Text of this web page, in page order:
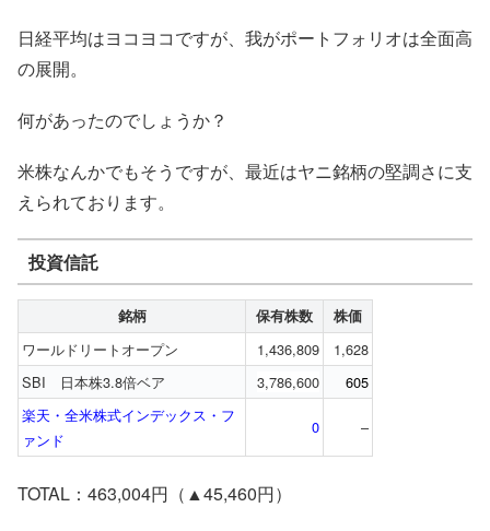
日経平均はヨコヨコですが、我がポートフォリオは全面高
の展開。
何があったのでしょうか？
米株なんかでもそうですが、最近はヤニ銘柄の堅調さに支
えられております。
投資信託
銘柄 保有株数 株価
ワールドリートオープン 1,436,809
1,628
SBI 日本株3.8倍ベア
3,786,600
605
楽天・全米株式インデックス・フ
ァンド
0 –
TOTAL：463,004円（▲45,460円）